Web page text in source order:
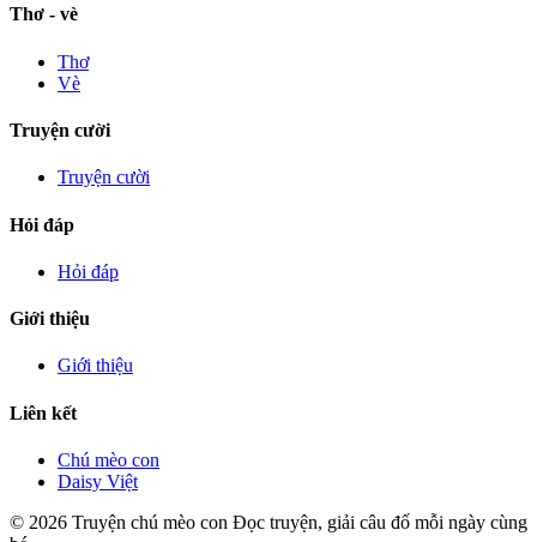
Thơ - vè
Thơ
Vè
Truyện cười
Truyện cười
Hỏi đáp
Hỏi đáp
Giới thiệu
Giới thiệu
Liên kết
Chú mèo con
Daisy Việt
© 2026 Truyện chú mèo con Đọc truyện, giải câu đố mỗi ngày cùng